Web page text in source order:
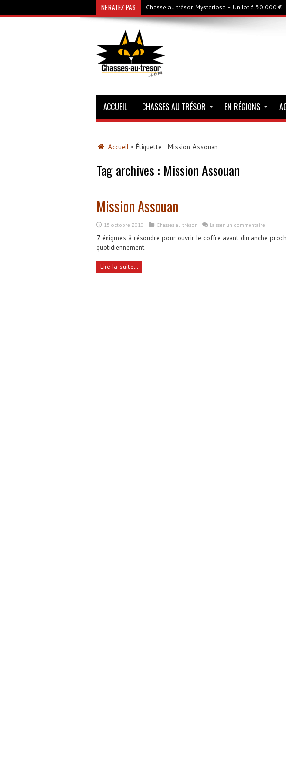
NE RATEZ PAS Chasse au trésor Mysteriosa - Un lot à 50 000 €
ACCUEIL CHASSES AU TRÉSOR EN RÉGIONS
Accueil » Étiquette : Mission Assouan
Tag archives : Mission Assouan
Mission Assouan
18 octobre 2010 Chasses au trésor Laisser un commentaire
7 énigmes à résoudre pour ouvrir le coffre avant dimanche
quotidiennement.
Lire la suite...